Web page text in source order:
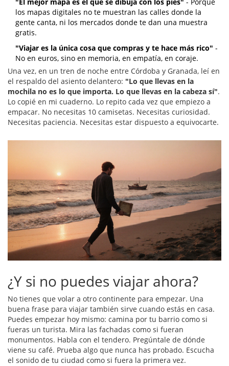
los mapas digitales no te muestran las calles donde la
gente canta, ni los mercados donde te dan una muestra
gratis.
"Viajar es la única cosa que compras y te hace más rico" -
No en euros, sino en memoria, en empatía, en coraje.
Una vez, en un tren de noche entre Córdoba y Granada, leí en
el respaldo del asiento delantero: "Lo que llevas en la
mochila no es lo que importa. Lo que llevas en la cabeza sí".
Lo copié en mi cuaderno. Lo repito cada vez que empiezo a
empacar. No necesitas 10 camisetas. Necesitas curiosidad.
Necesitas paciencia. Necesitas estar dispuesto a equivocarte.
¿Y si no puedes viajar ahora?
No tienes que volar a otro continente para empezar. Una
buena frase para viajar también sirve cuando estás en casa.
Puedes empezar hoy mismo: camina por tu barrio como si
fueras un turista. Mira las fachadas como si fueran
monumentos. Habla con el tendero. Pregúntale de dónde
viene su café. Prueba algo que nunca has probado. Escucha
el sonido de tu ciudad como si fuera la primera vez.